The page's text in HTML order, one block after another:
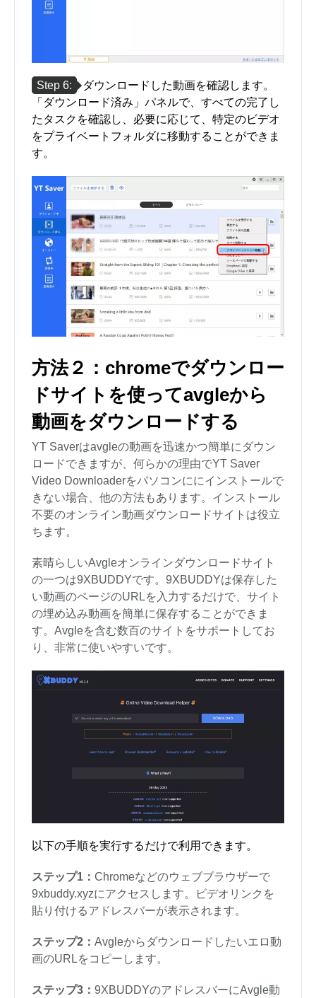
Step 6:
ダウンロードした動画を確認します。
「ダウンロード済み」パネルで、すべての完了し
たタスクを確認し、必要に応じて、特定のビデオ
をプライベートフォルダに移動することができま
す。
方法２：chromeでダウンロー
ドサイトを使ってavgleから
動画をダウンロードする
YT Saverはavgleの動画を迅速かつ簡単にダウン
ロードできますが、何らかの理由でYT Saver
Video Downloaderをパソコンににインストールで
きない場合、他の方法もあります。インストール
不要のオンライン動画ダウンロードサイトは役立
ちます。
素晴らしいAvgleオンラインダウンロードサイト
の一つは9XBUDDYです。9XBUDDYは保存した
い動画のページのURLを入力するだけで、サイト
の埋め込み動画を簡単に保存することができま
す。Avgleを含む数百のサイトをサポートしてお
り、非常に使いやすいです。
以下の手順を実行するだけで利用できます。
ステップ1： Chromeなどのウェブブラウザーで
9xbuddy.xyzにアクセスします。ビデオリンクを
貼り付けるアドレスバーが表示されます。
ステップ2： Avgleからダウンロードしたいエロ動
画のURLをコピーします。
ステップ3： 9XBUDDYのアドレスバーにAvgle動